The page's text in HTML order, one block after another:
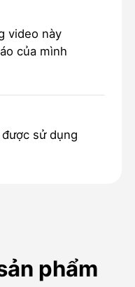
video này
của mình
sử dụng
phẩm